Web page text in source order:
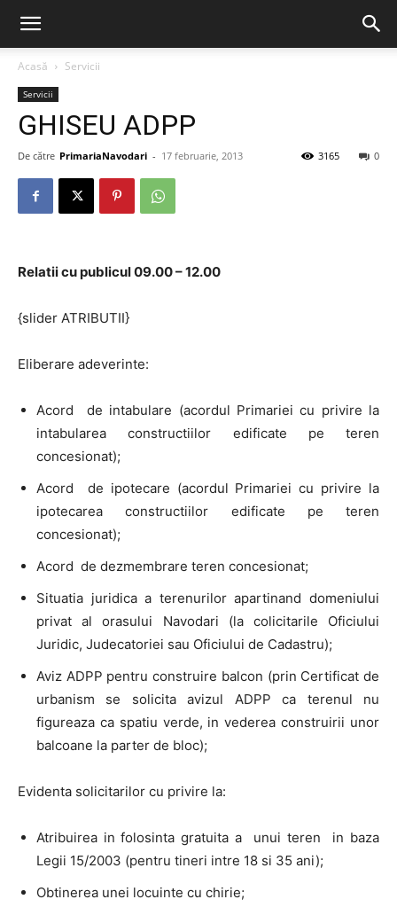
Acasă Servicii
Servicii
GHISEU ADPP
De către PrimariaNavodari - 17 februarie, 2013 0
3165
Relatii cu publicul 09.00 – 12.00
{slider ATRIBUTII}
Eliberare adeverinte:
Acord de intabulare (acordul Primariei cu privire la
intabularea constructiilor edificate pe teren
concesionat);
Acord de ipotecare (acordul Primariei cu privire la
ipotecarea constructiilor edificate pe teren
concesionat);
Acord de dezmembrare teren concesionat;
Situatia juridica a terenurilor apartinand domeniului
privat al orasului Navodari (la colicitarile Oficiului
Juridic, Judecatoriei sau Oficiului de Cadastru);
Aviz ADPP pentru construire balcon (prin Certificat de
urbanism se solicita avizul ADPP ca terenul nu
figureaza ca spatiu verde, in vederea construirii unor
balcoane la parter de bloc);
Evidenta solicitarilor cu privire la:
Atribuirea in folosinta gratuita a unui teren in baza
Legii 15/2003 (pentru tineri intre 18 si 35 ani);
Obtinerea unei locuinte cu chirie;